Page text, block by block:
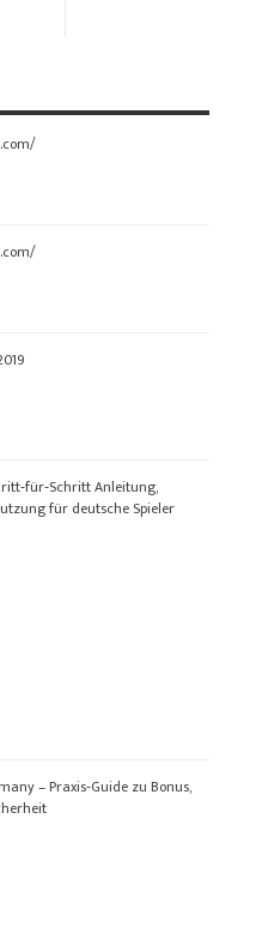
Anleitung,
für deutsche Spieler
– Praxis‑Guide zu Bonus,